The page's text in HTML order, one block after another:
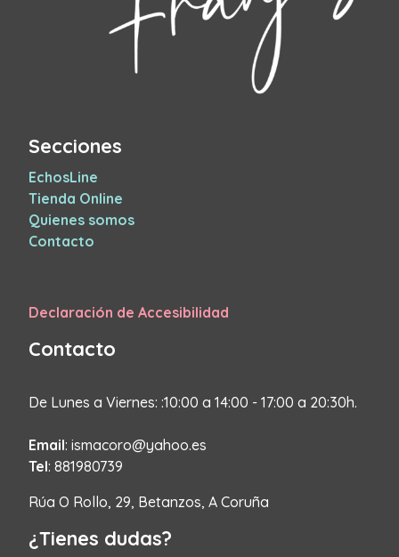
Secciones
EchosLine
Tienda Online
Quienes somos
Contacto
Declaración de Accesibilidad
Contacto
De Lunes a Viernes: :10:00 a 14:00 - 17:00 a 20:30h.
Email: ismacoro@yahoo.es
Tel: 881980739
Rúa O Rollo, 29, Betanzos, A Coruña
¿Tienes dudas?